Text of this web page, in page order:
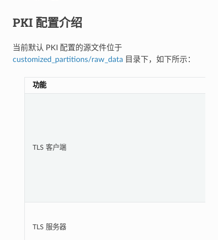
PKI 配置介绍
当前默认 PKI 配置的源文件位于
customized_partitions/raw_data 目录下，如下所示：
功能
TLS 客户端
TLS 服务器